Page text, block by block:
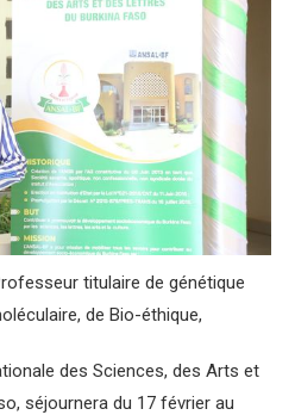
titulaire de génétique
de Bio-éthique,
des Sciences, des Arts et
séjournera du 17 février au